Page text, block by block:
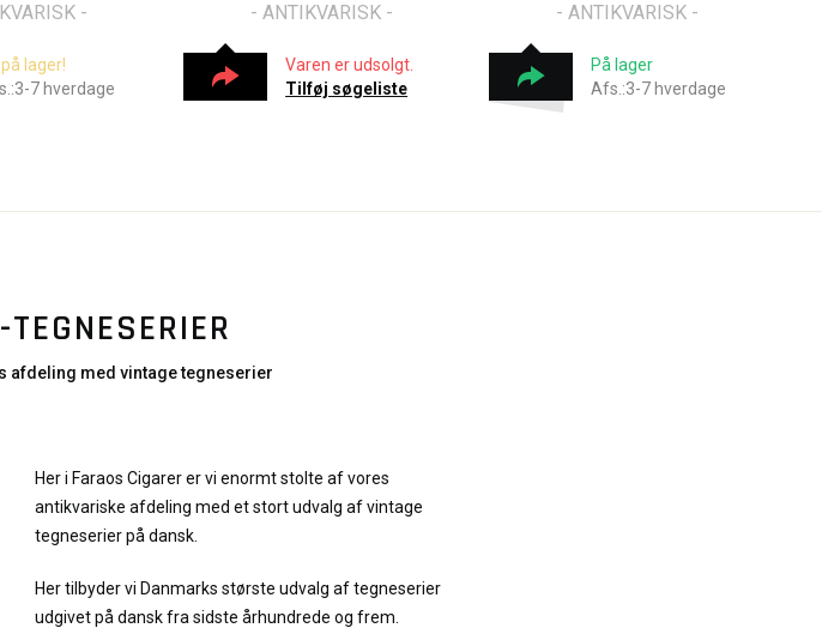
-
på lager!
7 hverdage
- ANTIKVARISK -
Varen er udsolgt.
Tilføj søgeliste
- ANTIKVARISK -
På lager
Afs.:3-7 hverdage
afdeling med vintage tegneserier
Her i Faraos Cigarer er vi enormt stolte af vores
antikvariske afdeling med et stort udvalg af vintage
tegneserier på dansk.
Her tilbyder vi Danmarks største udvalg af tegneserier
udgivet på dansk fra sidste århundrede og frem.